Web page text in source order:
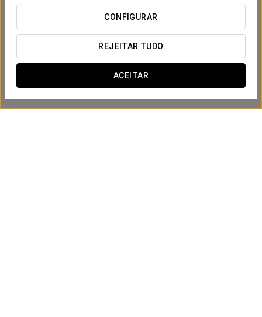
CONFIGURAR
REJEITAR TUDO
ACEITAR